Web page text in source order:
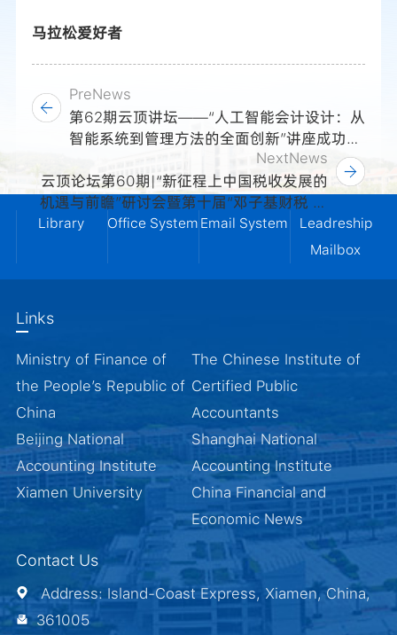
马拉松爱好者
PreNews
第62期云顶讲坛——“人工智能会计设计：从
智能系统到管理方法的全面创新”讲座成功举
NextNews
云顶论坛第60期|“新征程上中国税收发展的
机遇与前瞻”研讨会暨第十届“邓子基财税 学
术论文奖”发布会成功举办
Library Office System Email System
Leadreship
Mailbox
Links
Ministry of Finance of
the People’s Republic of
China
The Chinese Institute of
Certified Public
Accountants
Beijing National
Accounting Institute
Shanghai National
Accounting Institute
Xiamen University
China Financial and
Economic News
Contact Us
Address: Island-Coast Express, Xiamen, China,
361005